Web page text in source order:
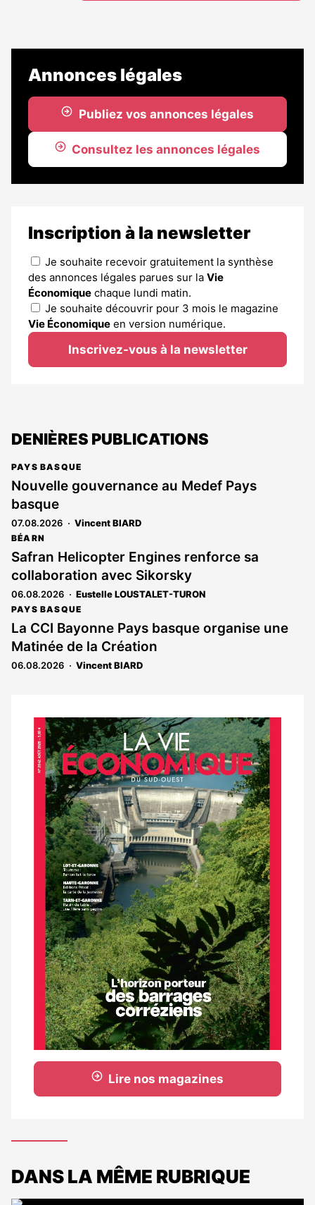
Annonces légales
Publiez vos annonces légales
Consultez les annonces légales
Inscription à la newsletter
Je souhaite recevoir gratuitement la synthèse
des annonces légales parues sur la Vie
Économique chaque lundi matin.
Je souhaite découvrir pour 3 mois le magazine
Vie Économique en version numérique.
Inscrivez-vous à la newsletter
DENIÈRES PUBLICATIONS
PAYS BASQUE
Nouvelle gouvernance au Medef Pays
basque
07.08.2026 Vincent BIARD
BÉARN
Safran Helicopter Engines renforce sa
collaboration avec Sikorsky
06.08.2026 Eustelle LOUSTALET-TURON
PAYS BASQUE
La CCI Bayonne Pays basque organise une
Matinée de la Création
06.08.2026 Vincent BIARD
Notre
dernier
magazine
Lire nos magazines
DANS LA MÊME RUBRIQUE